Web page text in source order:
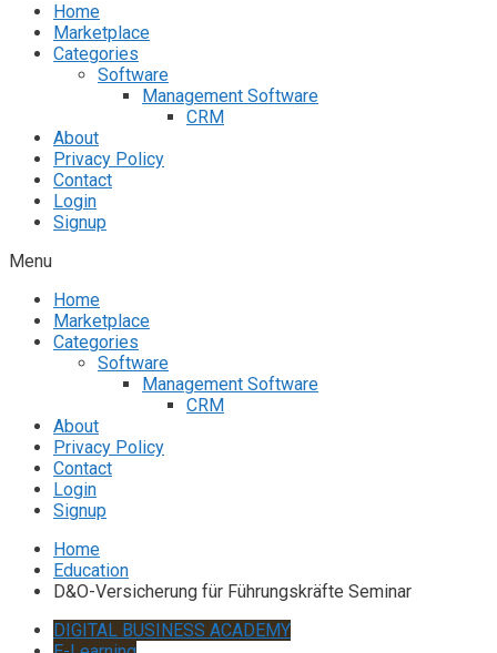
Home
Marketplace
Categories
Software
Management Software
CRM
About
Privacy Policy
Contact
Login
Signup
Menu
Home
Marketplace
Categories
Software
Management Software
CRM
About
Privacy Policy
Contact
Login
Signup
Home
Education
D&O-Versicherung für Führungskräfte Seminar
DIGITAL BUSINESS ACADEMY